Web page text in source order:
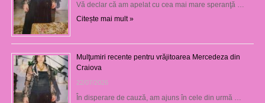
Vă declar că am apelat cu cea mai mare speranţă …
Citește mai mult »
Mulţumiri recente pentru vrăjitoarea Mercedeza din
Craiova
22/07/2026
În disperare de cauză, am ajuns în cele din urmă …